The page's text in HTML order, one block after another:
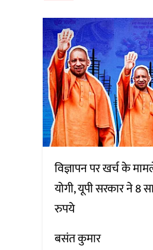
विज्ञापन पर खर्च के
योगी, यूपी सरकार ने 8
रुपये
बसंत कुमार